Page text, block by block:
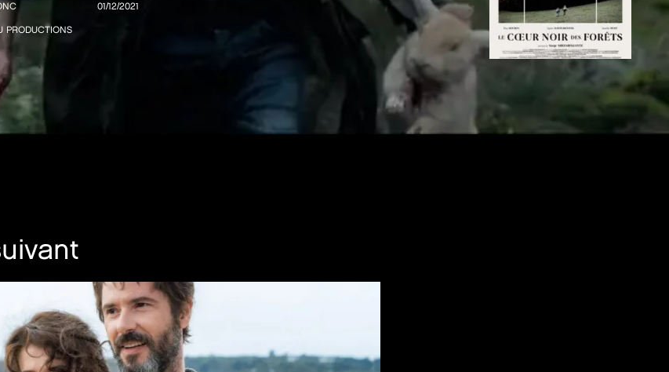
PRODUCTIONS
01/12/2021